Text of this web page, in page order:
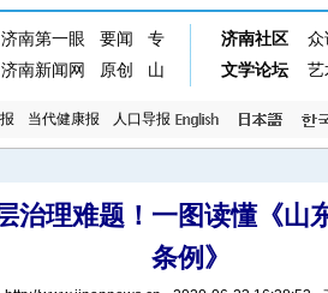
当代健康报 人口导报
治理难题！一图读懂《山
条例》